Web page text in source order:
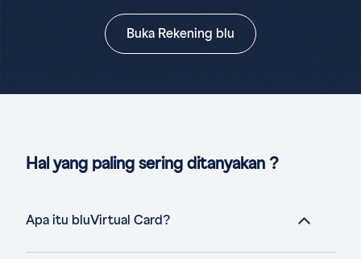
Buka Rekening blu
Hal yang paling sering ditanyakan ?
Apa itu bluVirtual Card?